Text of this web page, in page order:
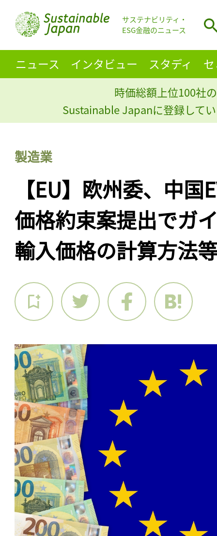
サステナビリティ・
ESG金融のニュース
ニュース インタビュー スタディ
時価総額上位100社
Sustainable Japanに登録して
製造業
【EU】欧州委、中国
価格約束案提出でガ
輸入価格の計算方法